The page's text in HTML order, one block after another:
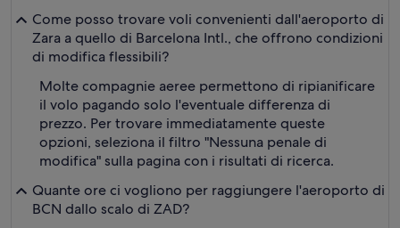
Come posso trovare voli convenienti dall'aeroporto di
Zara a quello di Barcelona Intl., che offrono condizioni
di modifica flessibili?
Molte compagnie aeree permettono di ripianificare
il volo pagando solo l'eventuale differenza di
prezzo. Per trovare immediatamente queste
opzioni, seleziona il filtro "Nessuna penale di
modifica" sulla pagina con i risultati di ricerca.
Quante ore ci vogliono per raggiungere l'aeroporto di
BCN dallo scalo di ZAD?